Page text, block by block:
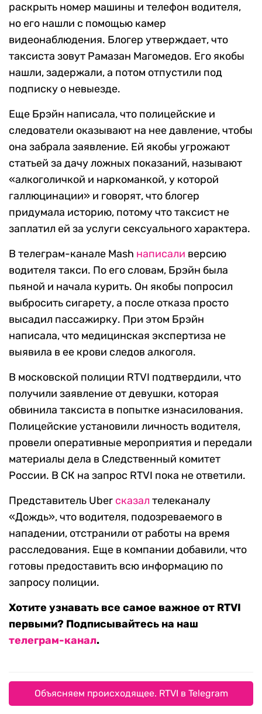
раскрыть номер машины и телефон водителя,
но его нашли с помощью камер
видеонаблюдения. Блогер утверждает, что
таксиста зовут Рамазан Магомедов. Его якобы
нашли, задержали, а потом отпустили под
подписку о невыезде.
Еще Брэйн написала, что полицейские и
следователи оказывают на нее давление, чтобы
она забрала заявление. Ей якобы угрожают
статьей за дачу ложных показаний, называют
«алкоголичкой и наркоманкой, у которой
галлюцинации» и говорят, что блогер
придумала историю, потому что таксист не
заплатил ей за услуги сексуального характера.
В телеграм-канале Mash написали версию
водителя такси. По его словам, Брэйн была
пьяной и начала курить. Он якобы попросил
выбросить сигарету, а после отказа просто
высадил пассажирку. При этом Брэйн
написала, что медицинская экспертиза не
выявила в ее крови следов алкоголя.
В московской полиции RTVI подтвердили, что
получили заявление от девушки, которая
обвинила таксиста в попытке изнасилования.
Полицейские установили личность водителя,
провели оперативные мероприятия и передали
материалы дела в Следственный комитет
России. В СК на запрос RTVI пока не ответили.
Представитель Uber сказал телеканалу
«Дождь», что водителя, подозреваемого в
нападении, отстранили от работы на время
расследования. Еще в компании добавили, что
готовы предоставить всю информацию по
запросу полиции.
Хотите узнавать все самое важное от RTVI
первыми? Подписывайтесь на наш
телеграм-канал.
Объясняем происходящее. RTVI в Telegram